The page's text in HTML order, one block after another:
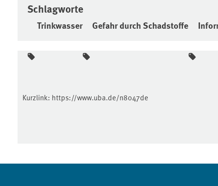
Schlagworte
Trinkwasser Gefahr durch Schadstoffe
Kurzlink: https://www.uba.de/n8047de